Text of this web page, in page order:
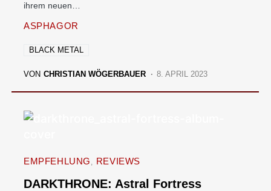
ihrem neuen…
ASPHAGOR
BLACK METAL
VON CHRISTIAN WÖGERBAUER 8. APRIL 2023
EMPFEHLUNG REVIEWS
DARKTHRONE: Astral Fortress